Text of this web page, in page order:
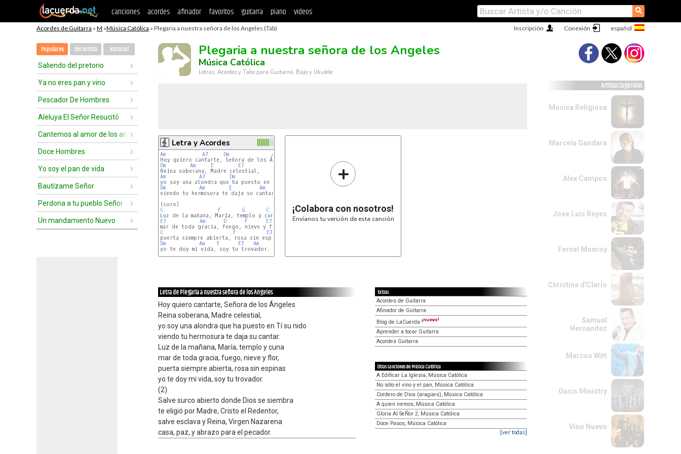
canciones acordes afinador favoritos guitarra piano videos ⚲
Acordes de Guitarra » M »Música Católica » Plegaria a nuestra señora de los Angeles (Tab) Conexión
Inscripción
Populares del Artista Historial
Saliendo del pretorio
Ya no eres pan y vino
Pescador De Hombres
Aleluya El Señor Resucitó
Cantemos al amor de los amores
Doce Hombres
Yo soy el pan de vida
Bautízame Señor
Perdona a tu pueblo Señor
Un mandamiento Nuevo
Plegaria a nuestra señora de los Angeles
Música Católica
Letras, Acordes y Tabs para Guitarra, Bajo y Ukulele
Letra y Acordes
Am A7 Dm
Am
Dm
Am E
E7
Am
A7 Dm
Dm
Am E
Am
viendo tu hermosura te daja su cantar.
C
F G
C
E7
Am D F
E7
C
F
E7
Dm
Am F E7
Am
yo te doy mi vida, soy tu trovador.
+
¡Colabora con nosotros!
Envíanos tu versión de esta canción
Letra de Plegaria a nuestra señora de los Angeles
Hoy quiero cantarte, Señora de los Ángeles
Reina soberana, Madre celestial,
yo soy una alondra que ha puesto en Tí su nido
viendo tu hermosura te daja su cantar.
Luz de la mañana, María, templo y cuna
mar de toda gracia, fuego, nieve y flor,
puerta siempre abierta, rosa sin espinas
yo te doy mi vida, soy tu trovador.
(2)
Salve surco abierto donde Dios se siembra
te eligió por Madre, Cristo el Redentor,
salve esclava y Reina, Virgen Nazarena
casa, paz, y abrazo para el pecador.
Extras
Acordes de Guitarra
Afinador de Guitarra
Blog de LaCuerda ¡nuevo!
Aprender a tocar Guitarra
Acordes Guitarra
Otras canciones de Música Católica
A Edificar La Iglesia, Música Católica
No sólo el vino y el pan, Música Católica
Cordero de Dios (aragües), Música Católica
A quien iremos, Música Católica
Gloria Al SeÑor 2, Música Católica
Doce Pasos, Música Católica
[ver todas]
Artistas Sugeridos
Música Religiosa
Marcela Gandara
Alex Campos
Jose Luis Reyes
Fernel Monroy
Christine d'Clario
Samuel
Hernandez
Marcos Witt
Oasis Ministry
Vino Nuevo